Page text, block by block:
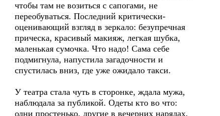
чтобы там не возиться с сапогами, не
переобуваться. Последний критически-
оценивающий взгляд в зеркало: безупречная
прическа, красивый макияж, легкая шубка,
маленькая сумочка. Что надо! Сама себе
подмигнула, напустила загадочности и
спустилась вниз, где уже ожидало такси.
У театра стала чуть в сторонке, ждала мужа,
наблюдала за публикой. Одеты кто во что:
одни простенько, другие в вечерних нарядах.